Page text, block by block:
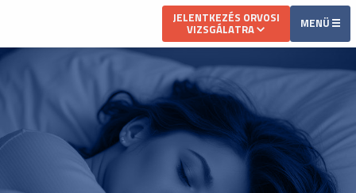
JELENTKEZÉS ORVOSI
VIZSGÁLATRA MENÜ